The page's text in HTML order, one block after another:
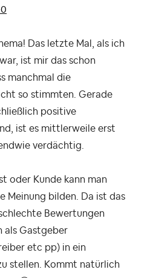
Das letzte Mal, als ich
ist mir das schon
manchmal die
so stimmten. Gerade
positive
ist es mittlerweile erst
verdächtig.
oder Kunde kann man
Meinung bilden. Da ist das
Bewertungen
als Gastgeber
etc pp) in ein
stellen. Kommt natürlich